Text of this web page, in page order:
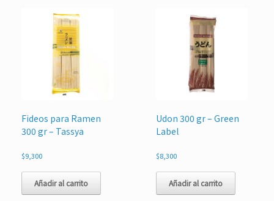
Fideos para Ramen
300 gr – Tassya
$9,300
Añadir al carrito
Udon 300 gr – Green
Label
$8,300
Añadir al carrito